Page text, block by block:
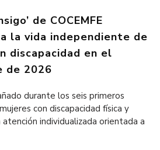
de COCEMFE
la vida independiente de
discapacidad en el
de 2026
durante los seis primeros
con discapacidad física y
individualizada orientada a